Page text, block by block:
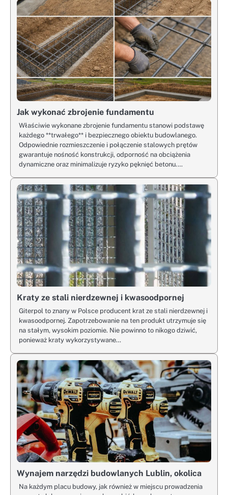
Jak wykonać zbrojenie fundamentu
Właściwie wykonane zbrojenie fundamentu stanowi podstawę
każdego **trwałego** i bezpiecznego obiektu budowlanego.
Odpowiednie rozmieszczenie i połączenie stalowych prętów
gwarantuje nośność konstrukcji, odporność na obciążenia
dynamiczne oraz minimalizuje ryzyko pęknięć betonu.…
Kraty ze stali nierdzewnej i kwasoodpornej
Giterpol to znany w Polsce producent krat ze stali nierdzewnej i
kwasoodpornej. Zapotrzebowanie na ten produkt utrzymuje się
na stałym, wysokim poziomie. Nie powinno to nikogo dziwić,
ponieważ kraty wykorzystywane…
Wynajem narzędzi budowlanych Lublin, okolica
Na każdym placu budowy, jak również w miejscu prowadzenia